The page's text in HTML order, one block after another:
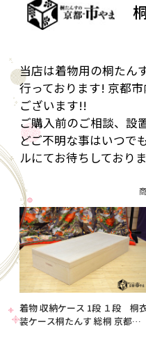
当店は着物用の桐たん
行っております! 京都
ございます!!
ご購入前のご相談、設
どご不明な事はいつで
ルにてお待ちしており
着物 収納ケース 1段 １段 桐
装ケース桐たんす 総桐 京都市